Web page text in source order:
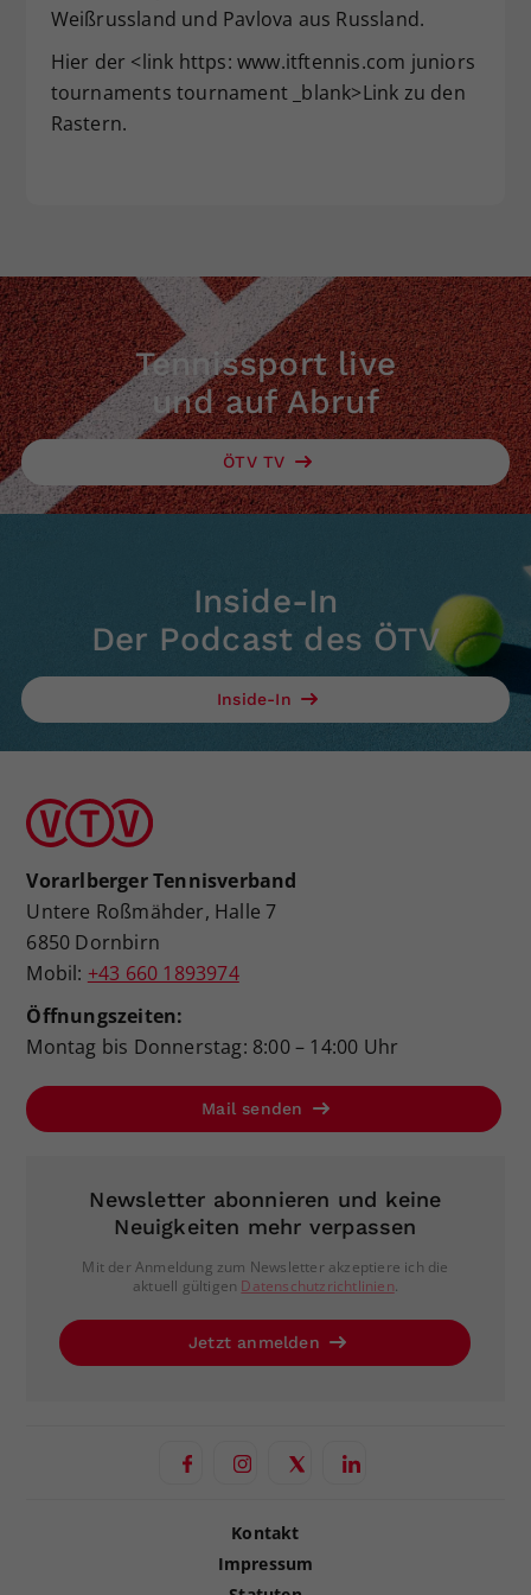
Weißrussland und Pavlova aus Russland.
Hier der <link https: www.itftennis.com juniors
tournaments tournament _blank>Link zu den
Rastern.
Tennissport live
und auf Abruf
ÖTV TV
Inside-In
Der Podcast des ÖTV
Inside-In
Vorarlberger Tennisverband
Untere Roßmähder, Halle 7
6850 Dornbirn
Mobil: +43 660 1893974
Öffnungszeiten:
Montag bis Donnerstag: 8:00 – 14:00 Uhr
Mail senden
Newsletter abonnieren und keine
Neuigkeiten mehr verpassen
Mit der Anmeldung zum Newsletter akzeptiere ich die
aktuell gültigen Datenschutzrichtlinien.
Jetzt anmelden
Kontakt
Impressum
Zweck
Dieser Wert speichert Ihre Consent-
Einstellungen. Unter anderem eine
zufällig generierte ID, für die
historische Speicherung Ihrer